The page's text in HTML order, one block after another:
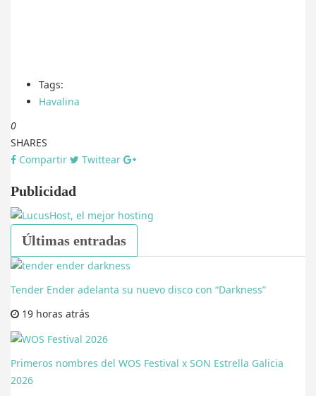
Tags:
Havalina
0
SHARES
Compartir
Twittear
Publicidad
Últimas entradas
Tender Ender adelanta su nuevo disco con “Darkness”
19 horas atrás
Primeros nombres del WOS Festival x SON Estrella Galicia
2026